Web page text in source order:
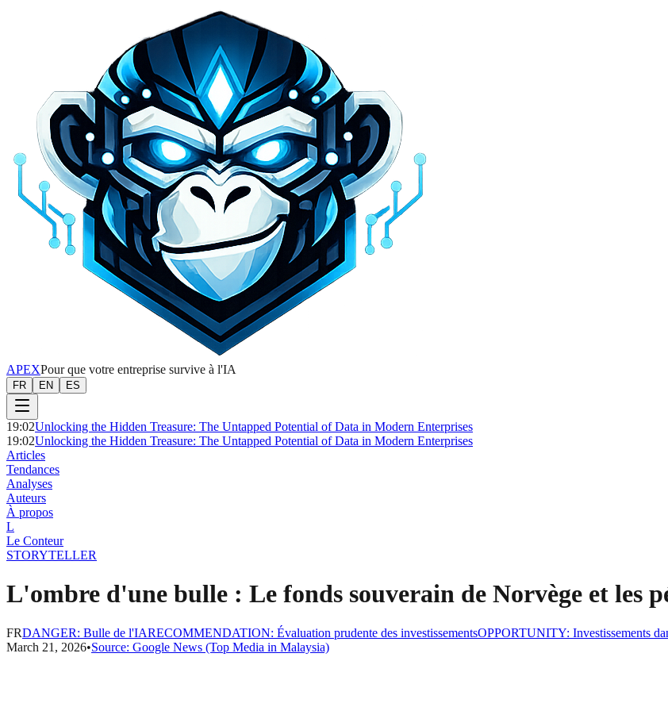
APEXPour que votre entreprise survive à l'IA
FR EN ES
19:02Unlocking the Hidden Treasure: The Untapped Potential of Data in Modern Enterprises
19:02Unlocking the Hidden Treasure: The Untapped Potential of Data in Modern Enterprises
Articles
Tendances
Analyses
Auteurs
À propos
L
Le Conteur
STORYTELLER
L'ombre d'une bulle : Le fonds souverain de Norvège et les
FRDANGER: Bulle de l'IARECOMMENDATION: Évaluation prudente des investissementsOPPORTUNITY: Investissements
March 21, 2026•Source: Google News (Top Media in Malaysia)